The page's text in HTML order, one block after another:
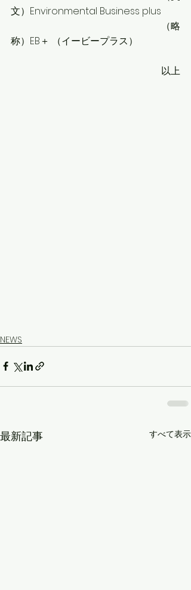
文）Environmental Business plus
称）EB＋ （イービープラス）
以上
NEWS
最新記事 すべて表示